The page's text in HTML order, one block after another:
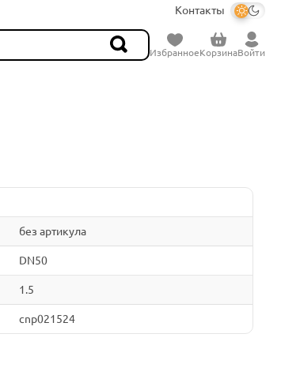
Контакты
ИзбранноеКорзинаВойти
без артикула
DN50
1.5
cnp021524